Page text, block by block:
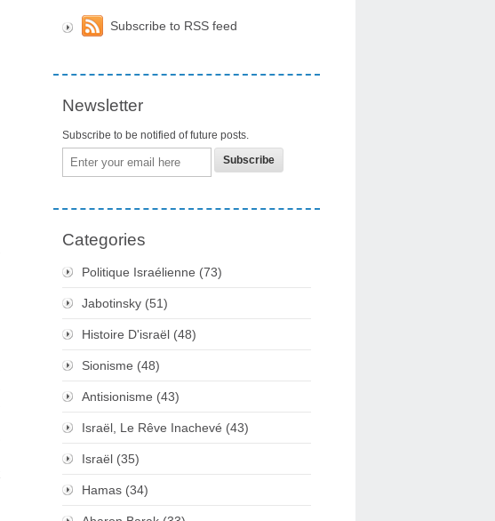
Subscribe to RSS feed
Newsletter
Subscribe to be notified of future posts.
Email
Categories
Politique Israélienne (73)
Jabotinsky (51)
Histoire D'israël (48)
Sionisme (48)
Antisionisme (43)
Israël, Le Rêve Inachevé (43)
Israël (35)
Hamas (34)